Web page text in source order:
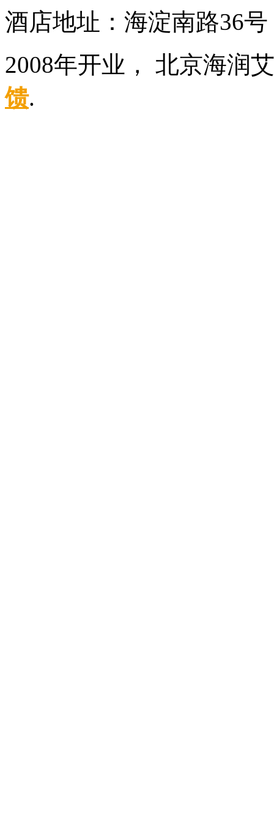
酒店地址：海淀南路36
2008年开业， 北京海
馈.